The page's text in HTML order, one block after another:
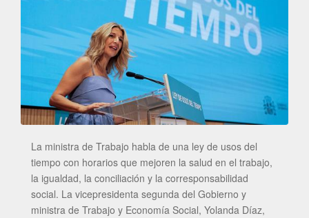
La ministra de Trabajo habla de una ley de usos del
tiempo con horarios que mejoren la salud en el trabajo,
la igualdad, la conciliación y la corresponsabilidad
social. La vicepresidenta segunda del Gobierno y
ministra de Trabajo y Economía Social, Yolanda Díaz,